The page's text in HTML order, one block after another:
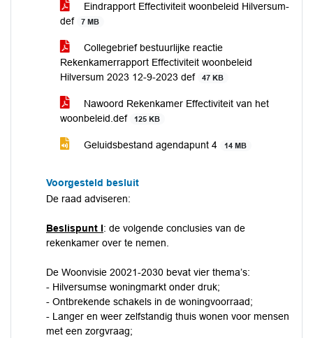
Eindrapport Effectiviteit woonbeleid Hilversum-
def
7 MB
Collegebrief bestuurlijke reactie
Rekenkamerrapport Effectiviteit woonbeleid
Hilversum 2023 12-9-2023 def
47 KB
Nawoord Rekenkamer Effectiviteit van het
woonbeleid.def
125 KB
Geluidsbestand agendapunt 4 14 MB
Voorgesteld besluit
De raad adviseren:
Beslispunt I: de volgende conclusies van de
rekenkamer over te nemen.
De Woonvisie 20021-2030 bevat vier thema’s:
- Hilversumse woningmarkt onder druk;
- Ontbrekende schakels in de woningvoorraad;
- Langer en weer zelfstandig thuis wonen voor mensen
met een zorgvraag;